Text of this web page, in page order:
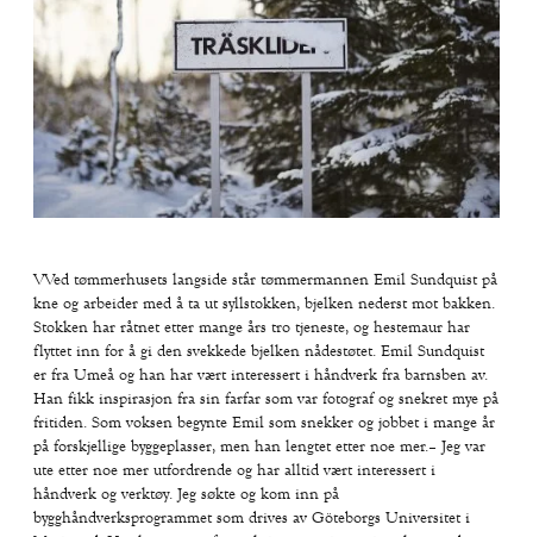
VVed tømmerhusets langside står tømmermannen Emil Sundquist på
kne og arbeider med å ta ut syllstokken, bjelken nederst mot bakken.
Stokken har råtnet etter mange års tro tjeneste, og hestemaur har
flyttet inn for å gi den svekkede bjelken nådestøtet. Emil Sundquist
er fra Umeå og han har vært interessert i håndverk fra barnsben av.
Han fikk inspirasjon fra sin farfar som var fotograf og snekret mye på
fritiden. Som voksen begynte Emil som snekker og jobbet i mange år
på forskjellige byggeplasser, men han lengtet etter noe mer.– Jeg var
ute etter noe mer utfordrende og har alltid vært interessert i
håndverk og verktøy. Jeg søkte og kom inn på
bygghåndverksprogrammet som drives av Göteborgs Universitet i